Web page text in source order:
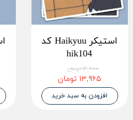
استیکر Haikyuu کد
hik104
۱۴,۷۰۰ تومان
۱۳,۹۶۵ تومان
افزودن به سبد خرید